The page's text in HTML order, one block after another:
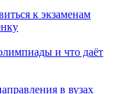
к экзаменам
и что даёт
в вузах